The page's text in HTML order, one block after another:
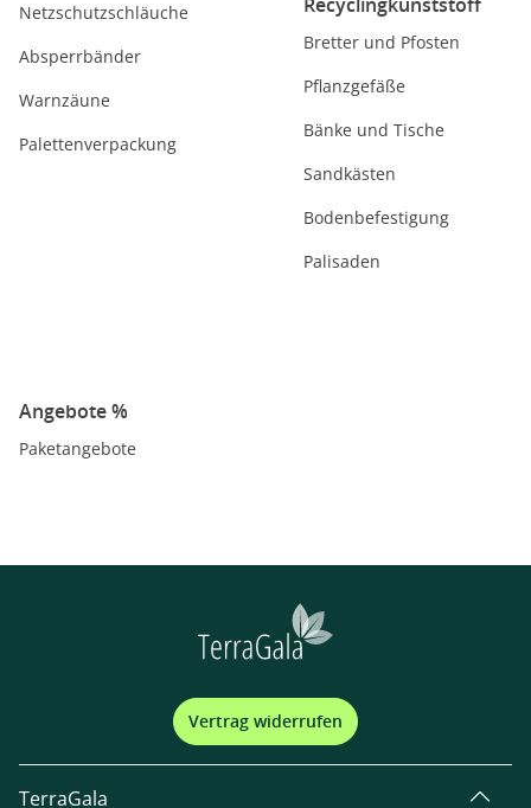
Netzschutzschläuche
Absperrbänder
Warnzäune
Palettenverpackung
Bretter und Pfosten
Pflanzgefäße
Bänke und Tische
Sandkästen
Bodenbefestigung
Palisaden
Angebote %
Paketangebote
Vertrag widerrufen
TerraGala